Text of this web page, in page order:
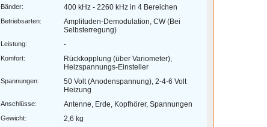
Bänder: 400 kHz - 2260 kHz in 4 Bereichen
Betriebsarten:
Amplituden-Demodulation, CW (Bei
Selbsterregung)
Leistung: -
Komfort:
Rückkopplung (über Variometer),
Heizspannungs-Einsteller
Spannungen:
50 Volt (Anodenspannung), 2-4-6 Volt
Heizung
Anschlüsse: Antenne, Erde, Kopfhörer, Spannungen
Gewicht: 2,6 kg